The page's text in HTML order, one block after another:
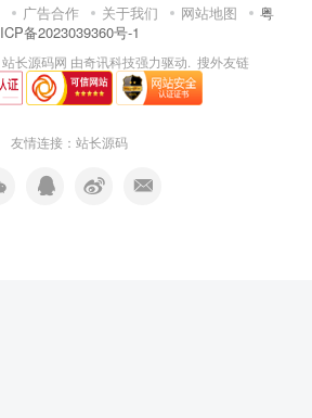
广告合作 关于我们 网站地图
粤
ICP备2023039360号-1
站长源码网 由奇讯科技强力驱动. 搜外友链
友情连接： 站长源码